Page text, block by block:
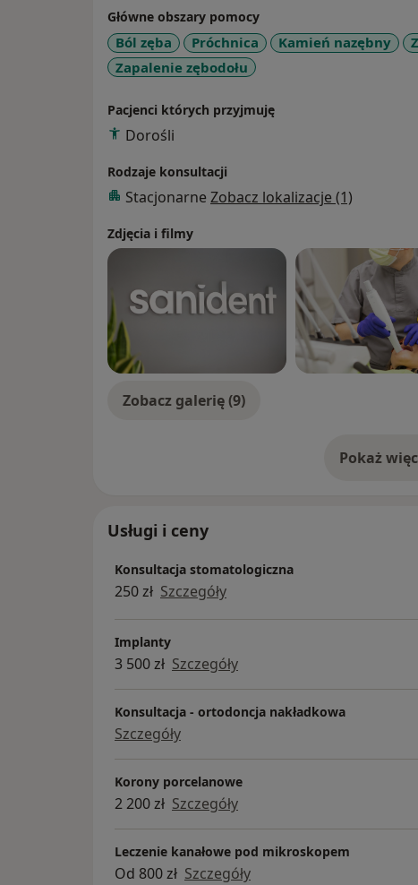
wygodnej, leżącej pozycji pacjenta.
Należę do Polskiego Towarzystwa
Towarzystwa Endodontycznego (ESE).
Więcej informacji nt. moich usług można
gabinetu stomatologicznego Sanident:
Główne obszary pomocy
Ból zęba Próchnica Kamień nazębny
Zapalenie zębodołu
Pacjenci których przyjmuję
Dorośli
Rodzaje konsultacji
Stacjonarne Zobacz lokalizacje (1)
Zdjęcia i filmy
Zobacz galerię (9)
Pokaż o
Usługi i ceny
Konsultacja stomatologiczna
250 zł Szczegóły
Implanty
3 500 zł Szczegóły
Konsultacja - ortodoncja nakładkowa
Szczegóły
Korony porcelanowe
2 200 zł Szczegóły
Leczenie kanałowe pod mikroskopem
Od 800 zł Szczegóły